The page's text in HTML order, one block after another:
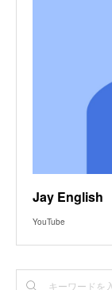
Jay English
YouTube